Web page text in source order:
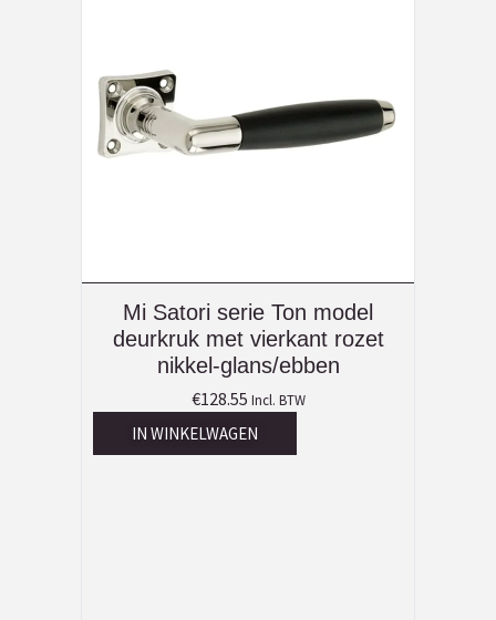
Mi Satori serie Ton model
deurkruk met vierkant rozet
nikkel-glans/ebben
€128.55 Incl. BTW
IN WINKELWAGEN